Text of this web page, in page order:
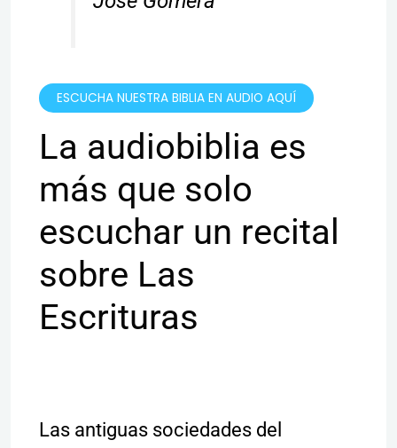
ESCUCHA NUESTRA BIBLIA EN AUDIO AQUÍ
La audiobiblia es
más que solo
escuchar un recital
sobre Las
Escrituras
Las antiguas sociedades del